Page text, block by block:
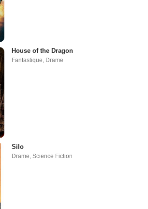
House of the Dragon
Fantastique, Drame
Silo
Drame,Science Fiction